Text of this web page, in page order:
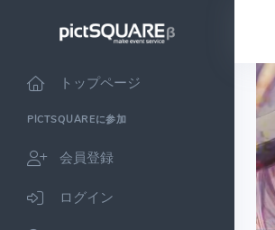
トップページ
PICTSQUAREに参加
会員登録
ログイン